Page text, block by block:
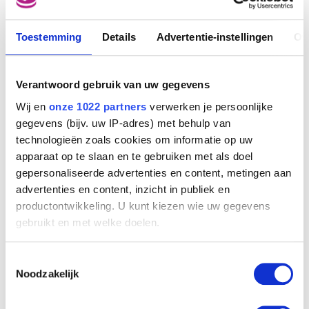
Toestemming Details Advertentie-instellingen
Verantwoord gebruik van uw gegevens
Wij en onze 1022 partners verwerken je persoonlijke
gegevens (bijv. uw IP-adres) met behulp van
technologieën zoals cookies om informatie op uw
apparaat op te slaan en te gebruiken met als doel
gepersonaliseerde advertenties en content, metingen aan
advertenties en content, inzicht in publiek en
productontwikkeling. U kunt kiezen wie uw gegevens
gebruikt en met welke doelen.
Informatie verzamelen over uw geografische
locatie, die tot een paar meter nauwkeurig kan zijn
Noodzakelijk
Pieter I Bruegel